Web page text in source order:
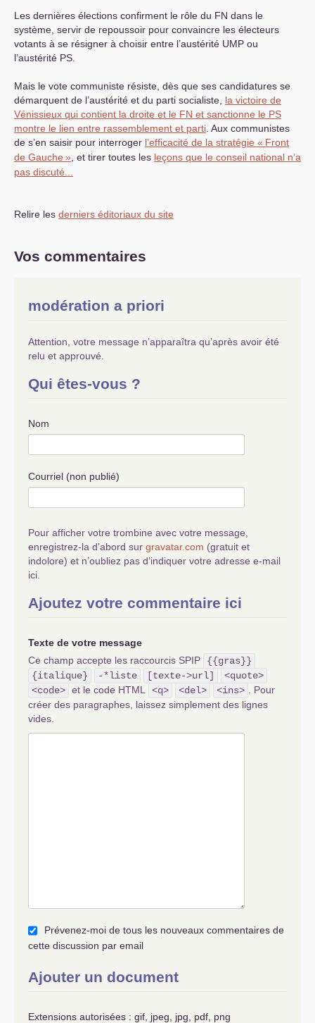
Les dernières élections confirment le rôle du FN dans le
système, servir de repoussoir pour convaincre les électeurs
votants à se résigner à choisir entre l’austérité UMP ou
l’austérité PS
Mais le vote communiste résiste, dès que ses candidatures se
démarquent de l’austérité et du parti socialiste, la victoire de
Vénissieux qui contient la droite et le FN et sanctionne le PS
montre le lien entre rassemblement et parti . Aux communistes
de s’en saisir pour interroger l’efficacité de la stratégie « Front
de Gauche » , et tirer toutes les leçons que le conseil national n’a
pas discuté...
Relire les derniers éditoriaux du site
Vos commentaires
modération a priori
Attention, votre message n’apparaîtra qu’après avoir été
relu et approuvé.
Qui êtes-vous ?
Nom
Courriel (non publié)
Pour afficher votre trombine avec votre message,
enregistrez-la d’abord sur gravatar.com (gratuit et
indolore) et n’oubliez pas d’indiquer votre adresse e-mail
ici.
Ajoutez votre commentaire ici
Texte de votre message
Ce champ accepte les raccourcis SPIP
{{gras}}
{italique}
-*liste [texte->url]
<quote>
<code> et le code HTML <q> <del> <ins>
. Pour
créer des paragraphes, laissez simplement des lignes
vides.
Prévenez-moi de tous les nouveaux commentaires de
cette discussion par email
Ajouter un document
Extensions autorisées : gif, jpeg, jpg, pdf, png